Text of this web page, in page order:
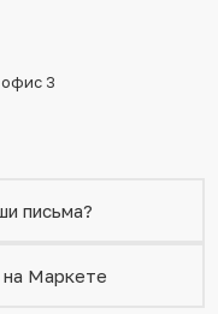
офис 3
письма?
на Маркете